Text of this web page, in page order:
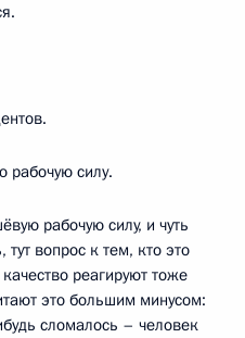
рабочую силу.
рабочую силу, и чуть
вопрос к тем, кто это
реагируют тоже
это большим минусом:
сломалось – человек